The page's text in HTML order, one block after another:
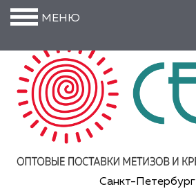
Санкт-Петербург
МЕНЮ
О
компании
Производство
Доставка
Услуги